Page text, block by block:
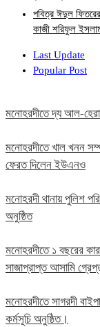
পবিত্র ঈদুল
কাজী শরিফুল
Last Update
Popular Post
মনোহরদীতে দ্য আল-
মনোহরদীতে খাল খনন
ফেরত দিলেন ইউএনও
মনোহরদী থানায় পুলিশ
অনুষ্ঠিত
মনোহরদীতে ১ বছরের
সাজাপ্রাপ্ত আসামি
মনোহরদীতে সাগরদী
কর্মসূচি অনুষ্ঠিত।